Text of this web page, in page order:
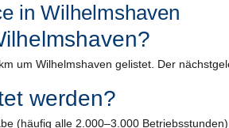
in Wilhelmshaven
um Wilhelmshaven gelistet. Der
werden?
(häufig alle 2.000–3.000